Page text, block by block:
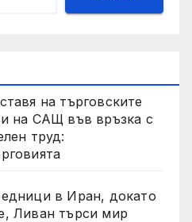
на търговските
на САЩ във връзка с
труд:
в Иран, докато
Ливан търси мир